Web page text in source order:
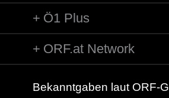
Ö1 Plus
ORF.at Network
Bekanntgaben laut ORF-G